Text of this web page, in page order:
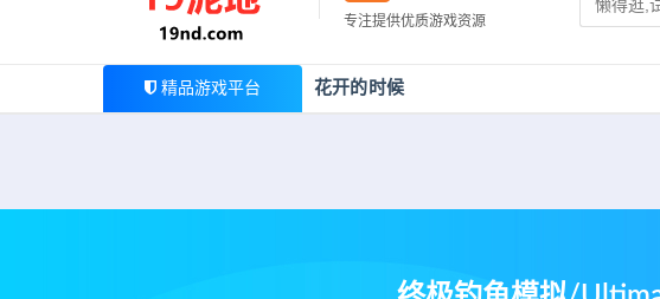
欢迎您光临19泥地，本站一家大型游戏资源整合站，为广大用户提供最新、最优
专注提供优质游戏资源
精品游戏平台 花开的时候